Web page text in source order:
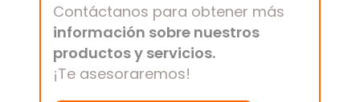
Contáctanos para obtener más
información sobre nuestros
productos y servicios.
¡Te asesoraremos!